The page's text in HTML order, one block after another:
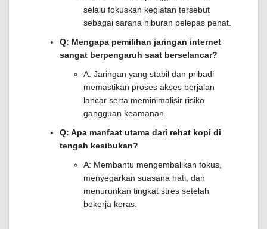
selalu fokuskan kegiatan tersebut
sebagai sarana hiburan pelepas penat.
Q: Mengapa pemilihan jaringan internet
sangat berpengaruh saat berselancar?
A: Jaringan yang stabil dan pribadi
memastikan proses akses berjalan
lancar serta meminimalisir risiko
gangguan keamanan.
Q: Apa manfaat utama dari rehat kopi di
tengah kesibukan?
A: Membantu mengembalikan fokus,
menyegarkan suasana hati, dan
menurunkan tingkat stres setelah
bekerja keras.